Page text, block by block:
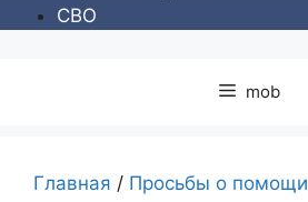
СВО
mob
Главная / Просьбы о помощи